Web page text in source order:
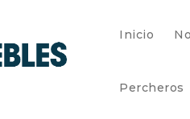
Inicio
Percheros